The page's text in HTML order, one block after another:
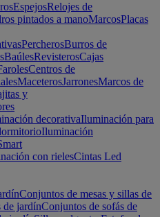
EspejosRelojes de
pintados a manoMarcosPlacas
PercherosBurros de
BaúlesRevisterosCajas
Centros de
MaceterosJarronesMarcos de
y
decorativaIluminación para
Iluminación
con rielesCintas Led
Conjuntos de mesas y sillas de
de jardínConjuntos de sofás de